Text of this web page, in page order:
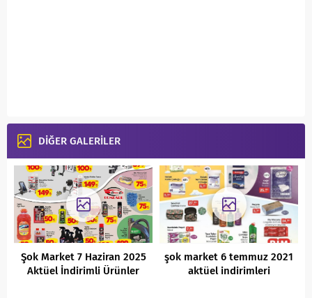
DİĞER GALERİLER
Şok Market 7 Haziran 2025
Aktüel İndirimli Ürünler
şok market 6 temmuz 2021
aktüel indirimleri